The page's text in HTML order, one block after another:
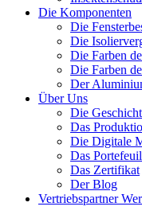
Die Komponenten
Die
Die
Die Farben
Die Farben
Der
Über Uns
Die
Das
Die Digitale
Das
Das Zertifikat
Der Blog
Vertriebspartner